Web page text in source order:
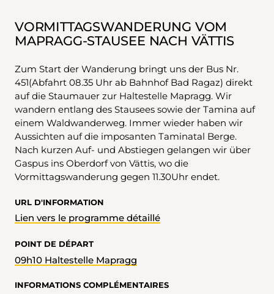
VORMITTAGSWANDERUNG VOM
MAPRAGG-STAUSEE NACH VÄTTIS
Zum Start der Wanderung bringt uns der Bus Nr.
451(Abfahrt 08.35 Uhr ab Bahnhof Bad Ragaz) direkt
auf die Staumauer zur Haltestelle Mapragg. Wir
wandern entlang des Stausees sowie der Tamina auf
einem Waldwanderweg. Immer wieder haben wir
Aussichten auf die imposanten Taminatal Berge.
Nach kurzen Auf- und Abstiegen gelangen wir über
Gaspus ins Oberdorf von Vättis, wo die
Vormittagswanderung gegen 11.30Uhr endet.
URL D'INFORMATION
Lien vers le programme détaillé
POINT DE DÉPART
09h10 Haltestelle Mapragg
INFORMATIONS COMPLÉMENTAIRES